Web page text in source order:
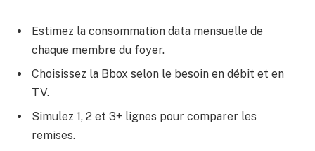
Estimez la consommation data mensuelle de
chaque membre du foyer.
Choisissez la Bbox selon le besoin en débit et en
TV.
Simulez 1, 2 et 3+ lignes pour comparer les
remises.